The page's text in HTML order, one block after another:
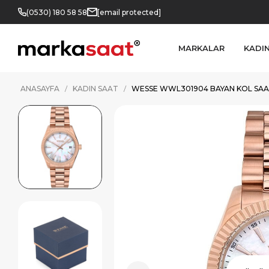
(0530) 180 58 58 [email protected]
MARKALAR
ANASAYFA KADIN SAAT WESSE WWL301904 BAYAN KOL